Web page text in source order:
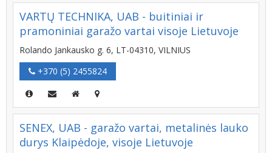
VARTŲ TECHNIKA, UAB - buitiniai ir
pramoniniai garažo vartai visoje Lietuvoje
Rolando Jankausko g. 6, LT-04310, VILNIUS
+370 (5) 2455824
SENEX, UAB - garažo vartai, metalinės lauko
durys Klaipėdoje, visoje Lietuvoje